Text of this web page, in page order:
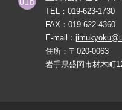
TEL： 019-623-1730
FAX： 019-622-4360
E-mail：
住所：〒020-0063
岩手県盛岡市材木町